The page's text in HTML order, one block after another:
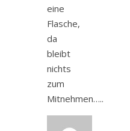
eine
Flasche,
da
bleibt
nichts
zum
Mitnehmen…..